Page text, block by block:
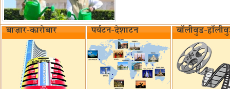
बाज़ार-कारोबार पर्यटन-देशाटन बॉलीवुड-